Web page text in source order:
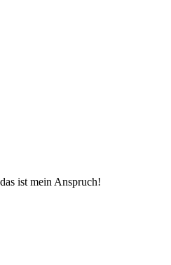
ist mein Anspruch!